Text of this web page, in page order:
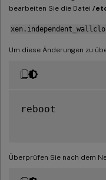
bearbeiten Sie die Datei /
Um diese Änderungen zu
reboot
Überprüfen Sie nach dem